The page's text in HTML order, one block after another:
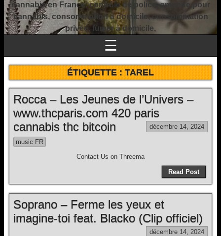
cannabis en France, contrôle de police, amende pour
cannabis, consommation à domicile, consommation
privée, fumer à domicile,
☰
ÉTIQUETTE :TAREL
Rocca – Les Jeunes de l’Univers –
www.thcparis.com 420 paris
cannabis thc bitcoin
décembre 14, 2024
music FR
Contact Us on Threema
Read Post
Soprano – Ferme les yeux et
imagine-toi feat. Blacko (Clip officiel)
décembre 14, 2024